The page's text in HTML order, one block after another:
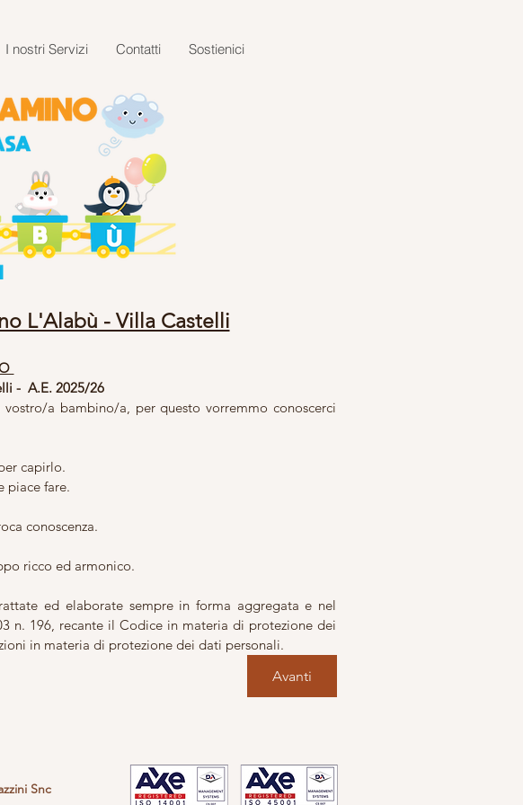
I nostri Servizi Contatti Sostienici
L'Alabù - Villa Castelli
-  A.E. 2025/26
a bambino/a, per questo vorremmo conoscerci
capirlo.
piace fare.
conoscenza.
ricco ed armonico.
ed elaborate sempre in forma aggregata e nel
n. 196, recante il Codice in materia di protezione dei
in materia di protezione dei dati personali.
Avanti
Snc